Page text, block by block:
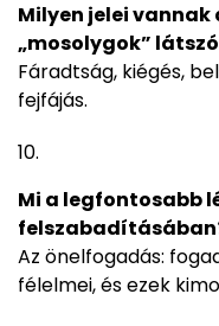
Milyen jelei
„mosolygok”
Fáradtság, kiégés,
fejfájás.
Mi a legfontosabb
Az önelfogadás:
félelmei, és ezek